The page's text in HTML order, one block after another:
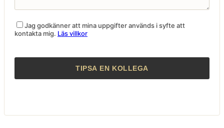
Jag godkänner att mina uppgifter används i syfte att
kontakta mig. Läs villkor